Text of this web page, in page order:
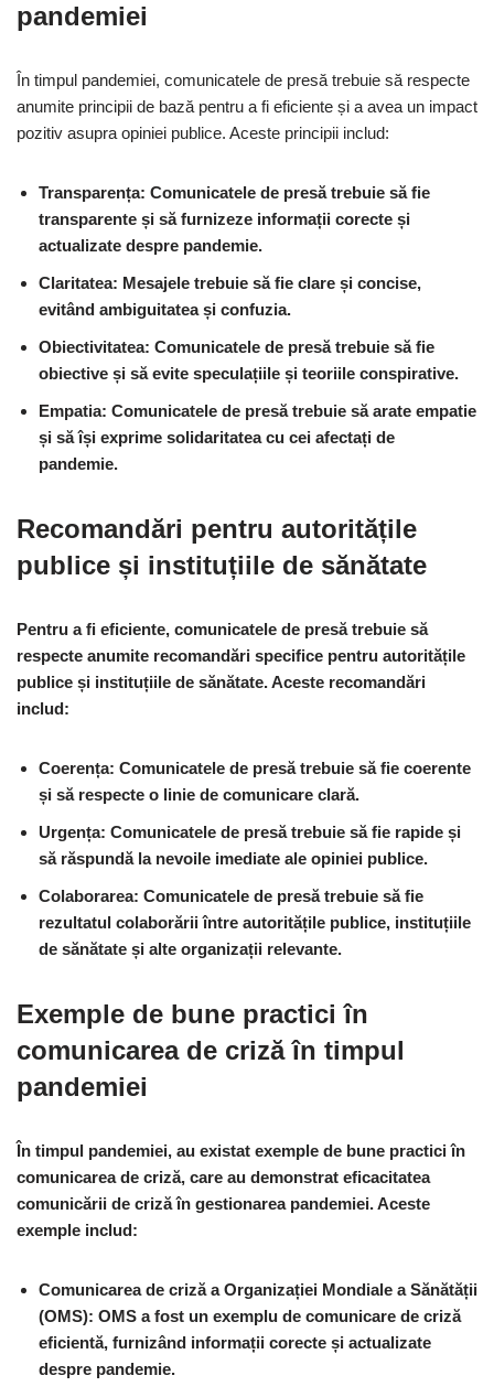
pandemiei
În timpul pandemiei, comunicatele de presă trebuie să respecte
anumite principii de bază pentru a fi eficiente și a avea un impact
pozitiv asupra opiniei publice. Aceste principii includ:
Transparența: Comunicatele de presă trebuie să fie
transparente și să furnizeze informații corecte și
actualizate despre pandemie.
Claritatea: Mesajele trebuie să fie clare și concise,
evitând ambiguitatea și confuzia.
Obiectivitatea: Comunicatele de presă trebuie să fie
obiective și să evite speculațiile și teoriile conspirative.
Empatia: Comunicatele de presă trebuie să arate empatie
și să își exprime solidaritatea cu cei afectați de
pandemie.
Recomandări pentru autoritățile
publice și instituțiile de sănătate
Pentru a fi eficiente, comunicatele de presă trebuie să
respecte anumite recomandări specifice pentru autoritățile
publice și instituțiile de sănătate. Aceste recomandări
includ:
Coerența: Comunicatele de presă trebuie să fie coerente
și să respecte o linie de comunicare clară.
Urgența: Comunicatele de presă trebuie să fie rapide și
să răspundă la nevoile imediate ale opiniei publice.
Colaborarea: Comunicatele de presă trebuie să fie
rezultatul colaborării între autoritățile publice, instituțiile
de sănătate și alte organizații relevante.
Exemple de bune practici în
comunicarea de criză în timpul
pandemiei
În timpul pandemiei, au existat exemple de bune practici în
comunicarea de criză, care au demonstrat eficacitatea
comunicării de criză în gestionarea pandemiei. Aceste
exemple includ:
Comunicarea de criză a Organizației Mondiale a Sănătății
(OMS): OMS a fost un exemplu de comunicare de criză
eficientă, furnizând informații corecte și actualizate
despre pandemie.